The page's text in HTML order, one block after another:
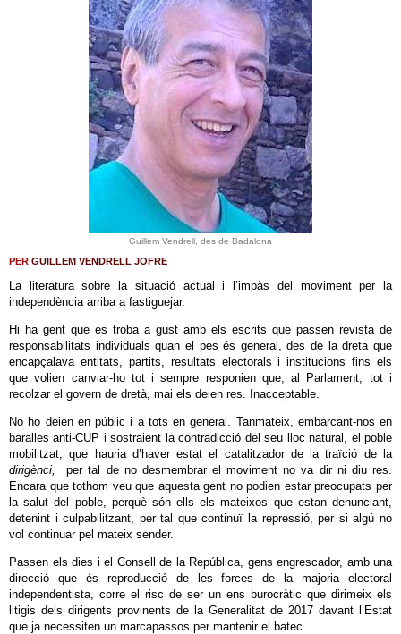
Guillem Vendrell, des de Badalona
PER GUILLEM VENDRELL JOFRE
La literatura sobre la situació actual i l’impàs del moviment per la
independència arriba a fastiguejar.
Hi ha gent que es troba a gust amb els escrits que passen revista de
responsabilitats individuals quan el pes és general, des de la dreta que
encapçalava entitats, partits, resultats electorals i institucions fins els
que volien canviar-ho tot i sempre responien que, al Parlament, tot i
recolzar el govern de dretà, mai els deien res. Inacceptable.
No ho deien en públic i a tots en general. Tanmateix, embarcant-nos en
baralles anti-CUP i sostraient la contradicció del seu lloc natural, el poble
mobilitzat, que hauria d’haver estat el catalitzador de la traïció de la
dirigènci,
per tal de no desmembrar el moviment no va dir ni diu res.
Encara que tothom veu que aquesta gent no podien estar preocupats per
la salut del poble, perquè són ells els mateixos que estan denunciant,
detenint i culpabilitzant, per tal que continuï la repressió, per si algú no
vol continuar pel mateix sender.
Passen els dies i el Consell de la República, gens engrescador, amb una
direcció que és reproducció de les forces de la majoria electoral
independentista, corre el risc de ser un ens burocràtic que dirimeix els
litigis dels dirigents provinents de la Generalitat de 2017 davant l’Estat
que ja necessiten un marcapassos per mantenir el batec.